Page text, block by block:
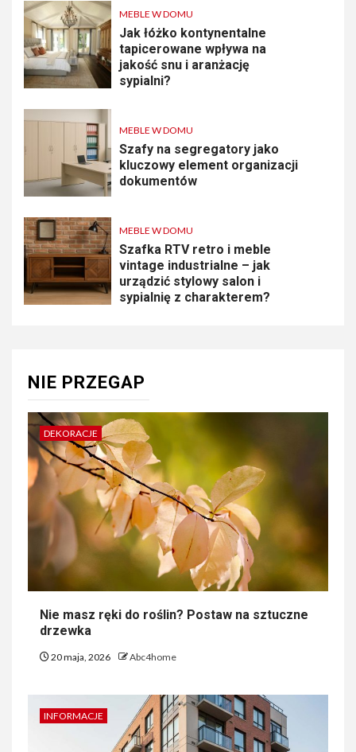
MEBLE W DOMU
Jak łóżko kontynentalne
tapicerowane wpływa na
jakość snu i aranżację
sypialni?
MEBLE W DOMU
Szafy na segregatory jako
kluczowy element organizacji
dokumentów
MEBLE W DOMU
Szafka RTV retro i meble
vintage industrialne – jak
urządzić stylowy salon i
sypialnię z charakterem?
NIE PRZEGAP
DEKORACJE
Nie masz ręki do roślin? Postaw na sztuczne
drzewka
20 maja, 2026 Abc4home
INFORMACJE